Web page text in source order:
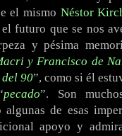
el mismo Néstor
futuro que se nos
y pésima
y Francisco de
90”, como si él
pecado”. Son
de esas
apoyo y